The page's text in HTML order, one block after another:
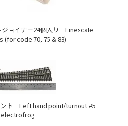
ジョイナー24個入り Finescale
code 70, 75 & 83)
ント Left hand point/turnout #5
electrofrog